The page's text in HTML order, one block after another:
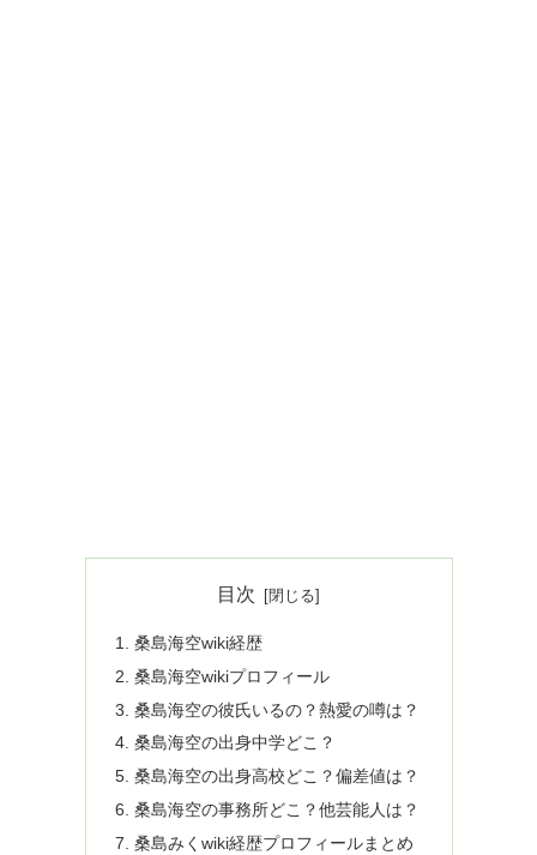
目次
桑島海空wiki経歴
桑島海空wikiプロフィール
桑島海空の彼氏いるの？熱愛の噂は？
桑島海空の出身中学どこ？
桑島海空の出身高校どこ？偏差値は？
桑島海空の事務所どこ？他芸能人は？
桑島みくwiki経歴プロフィールまとめ